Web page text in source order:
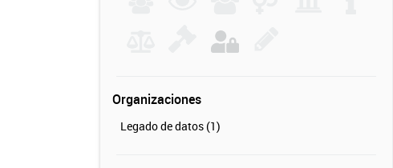
Organizaciones
Legado de datos (1)